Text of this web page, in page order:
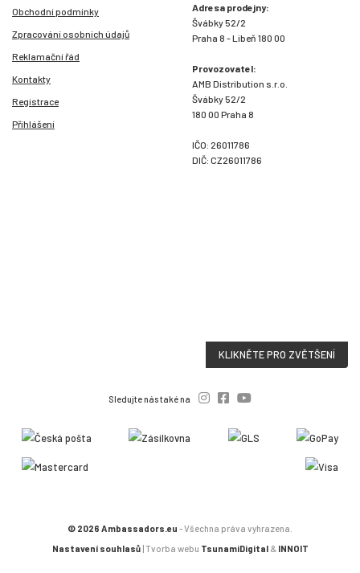
Obchodní podmínky
Zpracování osobních údajů
Reklamační řád
Kontakty
Registrace
Přihlášení
Adresa prodejny:
Švábky 52/2
Praha 8 - Libeň 180 00
Provozovatel:
AMB Distribution s.r.o.
Švábky 52/2
180 00 Praha 8
IČO: 26011786
DIČ: CZ26011786
KLIKNĚTE PRO ZVĚTŠENÍ
Sledujte nás také na
© 2026 Ambassadors.eu - Všechna práva vyhrazena.
Nastavení souhlasů| Tvorba webu TsunamiDigital& INNOIT